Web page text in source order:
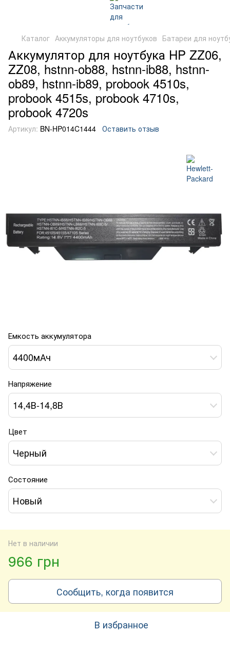
Каталог Аккумуляторы для ноутбуков Батареи для
Аккумулятор для ноутбука HP ZZ06,
ZZ08, hstnn-ob88, hstnn-ib88, hstnn-
ob89, hstnn-ib89, probook 4510s,
probook 4515s, probook 4710s,
probook 4720s
Артикул: BN-HP014C1444 Оставить отзыв
Емкость аккумулятора
4400мАч
Напряжение
14,4В-14,8В
Цвет
Черный
Состояние
Новый
Нет в наличии
966 грн
Сообщить, когда появится
В избранное